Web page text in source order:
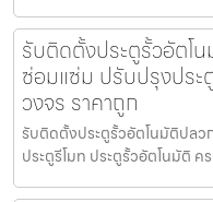
รับติดตั้งประตูรั้วอัตโ
ซ่อมแซ่ม ปรับปรุงประ
วงจร ราคาถูก
รับติดตั้งประตูรั้วอัตโนมัติปล
ประตูรีโมท ประตูรั้วอัตโนมัติ ค